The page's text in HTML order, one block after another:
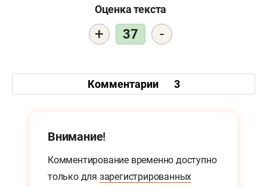
Оценка текста
+ 37 -
Комментарии 3
Внимание!
Комментирование временно доступно
только для зарегистрированных